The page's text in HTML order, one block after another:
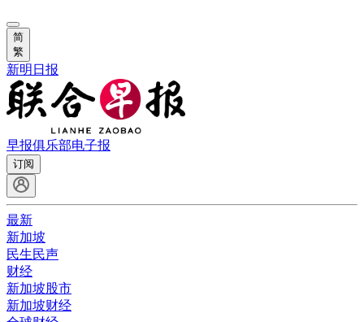
简
繁
新明日报
早报俱乐部电子报
订阅
最新
新加坡
民生民声
财经
新加坡股市
新加坡财经